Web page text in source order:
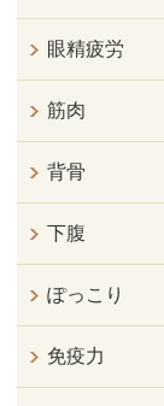
眼精疲労
筋肉
背骨
下腹
ぽっこり
免疫力